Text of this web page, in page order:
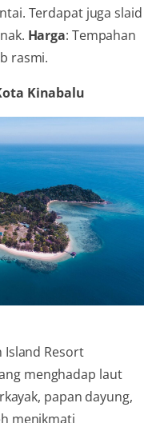
Terdapat juga slaid
Harga: Tempahan
rasmi.
Kinabalu
Island Resort
menghadap laut
papan dayung,
menikmati